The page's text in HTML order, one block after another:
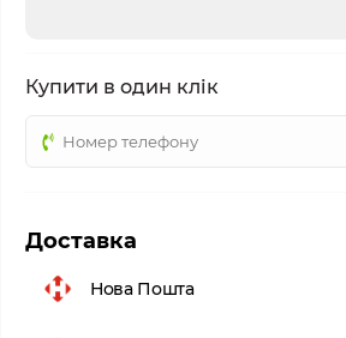
Купити в один клік
Доставка
Нова Пошта